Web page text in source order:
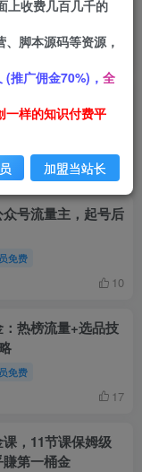
量
：知乎高赞问答搬
的精细化运营拆解
号流量主，起号后
免费
10
热榜流量+选品技
免费
17
，11节课保姆级
第一桶金
上收费几百几千的
脚本源码等资源，
推广佣金70%)， 全
一样的知识付费平
加盟当站长